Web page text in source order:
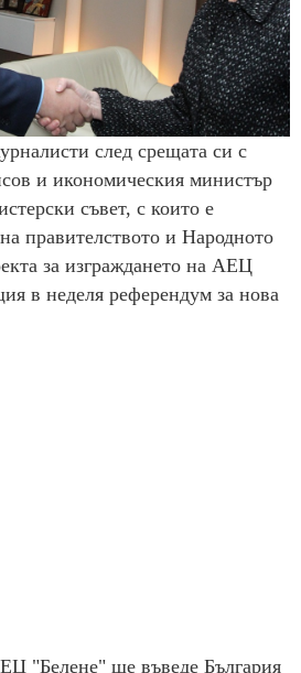
след срещата си с
и икономическия министър
съвет, с които е
правителството и Народното
за изграждането на АЕЦ
в неделя референдум за нова
"Белене" ще въведе България